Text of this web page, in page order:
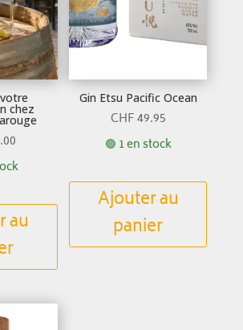
chez
au
Gin Etsu Pacific Ocean
CHF49.95
🟢 1 en stock
Ajouter au
panier